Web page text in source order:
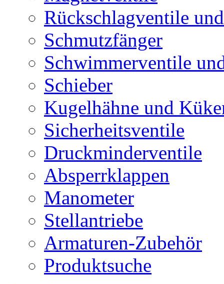
Rückschlagventile
Schmutzfänger
Schwimmerventile
Schieber
Kugelhähne und
Sicherheitsventile
Druckminderventile
Absperrklappen
Manometer
Stellantriebe
Armaturen-Zubehör
Produktsuche